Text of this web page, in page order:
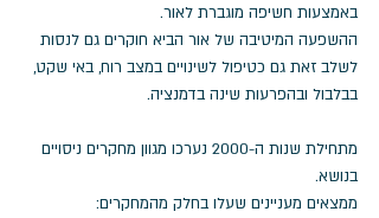
באמצעות חשיפה מוגברת לאור.
ההשפעה המיטיבה של אור הביא חוקרים גם לנסות
לשלב זאת גם כטיפול לשינויים במצב רוח, באי שקט,
בבלבול ובהפרעות שינה בדמנציה.
מתחילת שנות ה-2000 נערכו מגוון מחקרים ניסויים
בנושא.
ממצאים מעניינים שעלו בחלק מהמחקרים: